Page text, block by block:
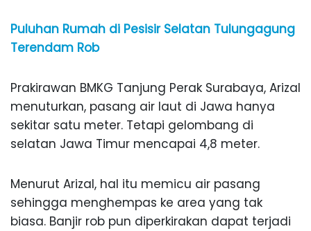
Puluhan Rumah di Pesisir Selatan Tulungagung
Terendam Rob
Prakirawan BMKG Tanjung Perak Surabaya, Arizal
menuturkan, pasang air laut di Jawa hanya
sekitar satu meter. Tetapi gelombang di
selatan Jawa Timur mencapai 4,8 meter.
Menurut Arizal, hal itu memicu air pasang
sehingga menghempas ke area yang tak
biasa. Banjir rob pun diperkirakan dapat terjadi